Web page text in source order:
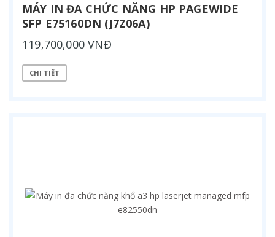
MÁY IN ĐA CHỨC NĂNG HP PAGEWIDE
SFP E75160DN (J7Z06A)
119,700,000 VNĐ
CHI TIẾT